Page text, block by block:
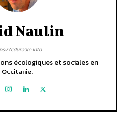
Naulin
cdurable.info
écologiques et sociales en
Occitanie.